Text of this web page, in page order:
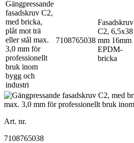
7108765038
Fasadskruv
C2, 6,5x38
mm 16mm
EPDM-
bricka
Art. nr.
7108765038